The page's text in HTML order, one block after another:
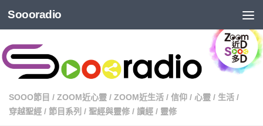
Soooradio
SOOO節目 / ZOOM近心靈 / ZOOM近生活 / 信仰 / 心靈 / 生活 /
穿越聖經 / 節目系列 / 聖經與靈修 / 讀經 / 靈修